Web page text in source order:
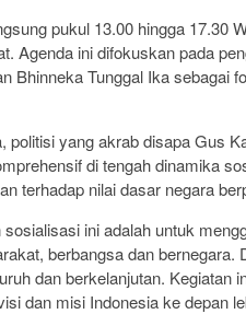
pukul 13.00 hingga 17.30
Agenda ini difokuskan pada
Bhinneka Tunggal Ika sebagai
politisi yang akrab disapa Gus
di tengah dinamika
terhadap nilai dasar negara
sosialisasi ini adalah untuk
berbangsa dan
dan berkelanjutan. Kegiatan
dan misi Indonesia ke depan